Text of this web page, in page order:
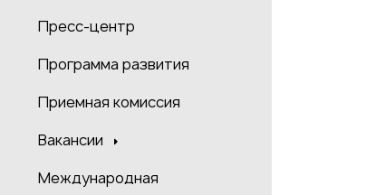
Пресс-центр
Программа развития
Приемная комиссия
Вакансии
Международная